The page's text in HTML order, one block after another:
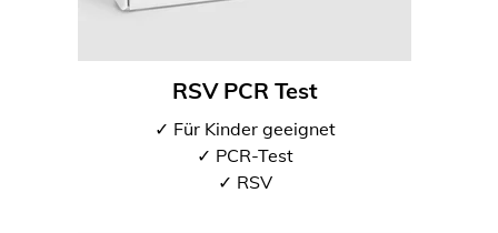
RSV PCR Test
✓ Für Kinder geeignet
✓ PCR-Test
✓ RSV